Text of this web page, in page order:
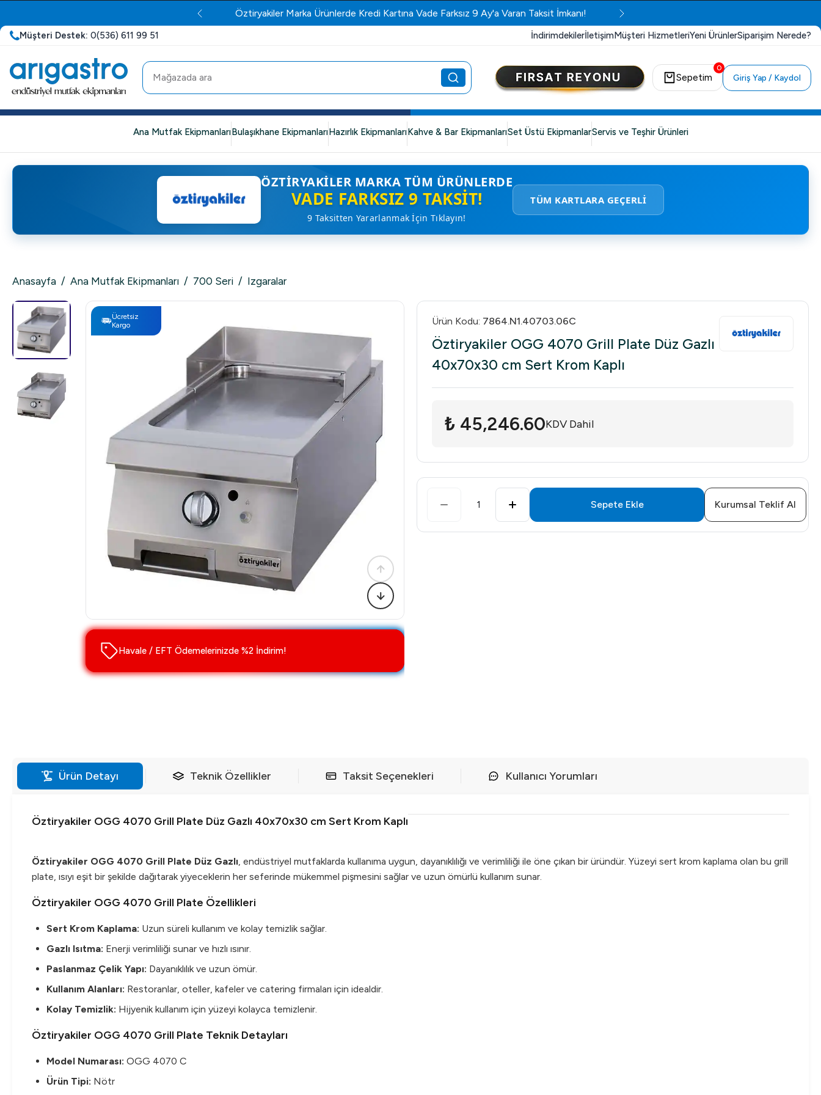
Öztiryakiler Marka Ürünlerde Kredi Kartına Vade Farksız 9 Ay'a Varan Taksit İmkanı!
Müşteri Destek: 0(536) 611 99 51 İndirimdekilerİletişimMüşteri HizmetleriYeni ÜrünlerSiparişim Nerede?
0
Sepetim Giriş Yap / Kaydol
Ana Mutfak EkipmanlarıBulaşıkhane EkipmanlarıHazırlık EkipmanlarıKahve & Bar EkipmanlarıSet Üstü EkipmanlarServis ve Teşhir Ürünleri
ÖZTIRYAKILER MARKA TÜM ÜRÜNLERDE
VADE FARKSIZ 9 TAKSIT!
9 Taksitten Yararlanmak İçin Tıklayın!
TÜM KARTLARA GEÇERLİ
Anasayfa / Ana Mutfak Ekipmanları / 700 Seri / Izgaralar
Ücretsiz
Kargo
Havale / EFT Ödemelerinizde %2 İndirim!
Ürün Kodu: 7864.N1.40703.06C
Öztiryakiler OGG 4070 Grill Plate Düz Gazlı
40x70x30 cm Sert Krom Kaplı
₺ 45,246.60KDV Dahil
1 Sepete Ekle Kurumsal Teklif Al
Ürün Detayı Teknik Özellikler Taksit Seçenekleri Kullanıcı Yorumları
Öztiryakiler OGG 4070 Grill Plate Düz Gazlı 40x70x30 cm Sert Krom Kaplı
Öztiryakiler OGG 4070 Grill Plate Düz Gazlı, endüstriyel mutfaklarda kullanıma uygun, dayanıklılığı ve verimliliği ile öne çıkan bir üründür. Yüzeyi sert krom kaplama olan bu grill
plate, ısıyı eşit bir şekilde dağıtarak yiyeceklerin her seferinde mükemmel pişmesini sağlar ve uzun ömürlü kullanım sunar.
Öztiryakiler OGG 4070 Grill Plate Özellikleri
Sert Krom Kaplama: Uzun süreli kullanım ve kolay temizlik sağlar.
Gazlı Isıtma: Enerji verimliliği sunar ve hızlı ısınır.
Paslanmaz Çelik Yapı: Dayanıklılık ve uzun ömür.
Kullanım Alanları: Restoranlar, oteller, kafeler ve catering firmaları için idealdir.
Kolay Temizlik: Hijyenik kullanım için yüzeyi kolayca temizlenir.
Öztiryakiler OGG 4070 Grill Plate Teknik Detayları
Model Numarası: OGG 4070 C
Ürün Tipi: Nötr